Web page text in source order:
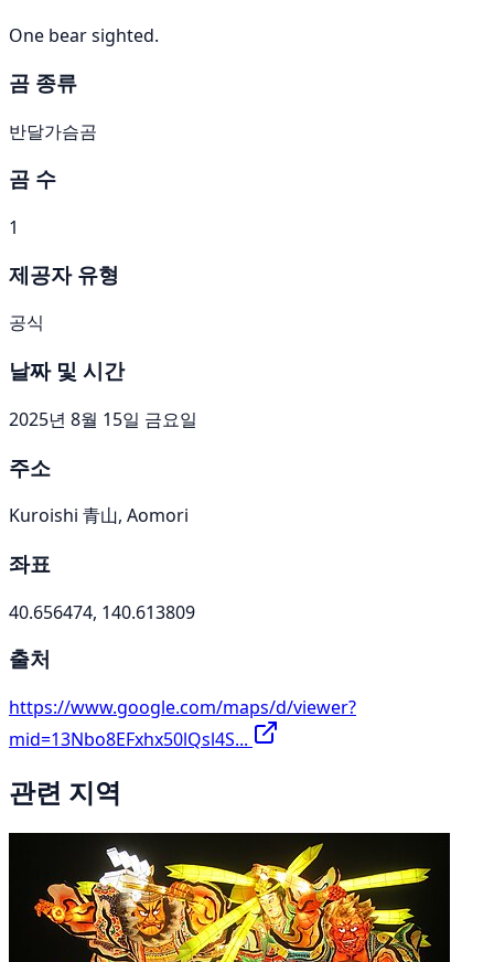
One bear sighted.
곰 종류
반달가슴곰
곰 수
1
제공자 유형
공식
날짜 및 시간
2025년 8월 15일 금요일
주소
Kuroishi 青山, Aomori
좌표
40.656474, 140.613809
출처
https://www.google.com/maps/d/viewer?
mid=13Nbo8EFxhx50lQsl4S...
관련 지역